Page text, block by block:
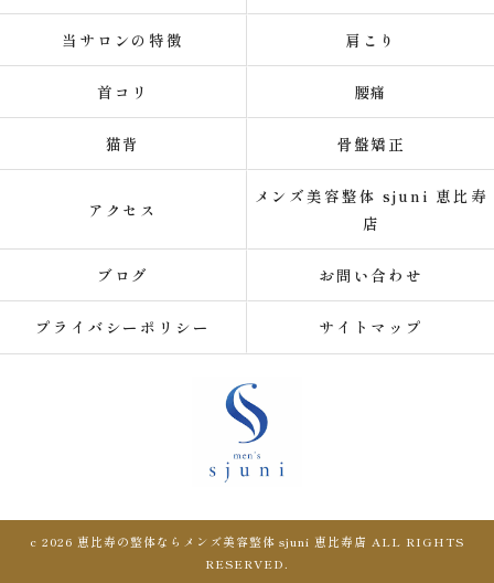
当サロンの特徴 肩こり
首コリ 腰痛
猫背 骨盤矯正
アクセス
メンズ美容整体 sjuni 恵比寿
店
ブログ お問い合わせ
プライバシーポリシー サイトマップ
c 2026 恵比寿の整体ならメンズ美容整体 sjuni 恵比寿店 ALL RIGHTS
RESERVED.